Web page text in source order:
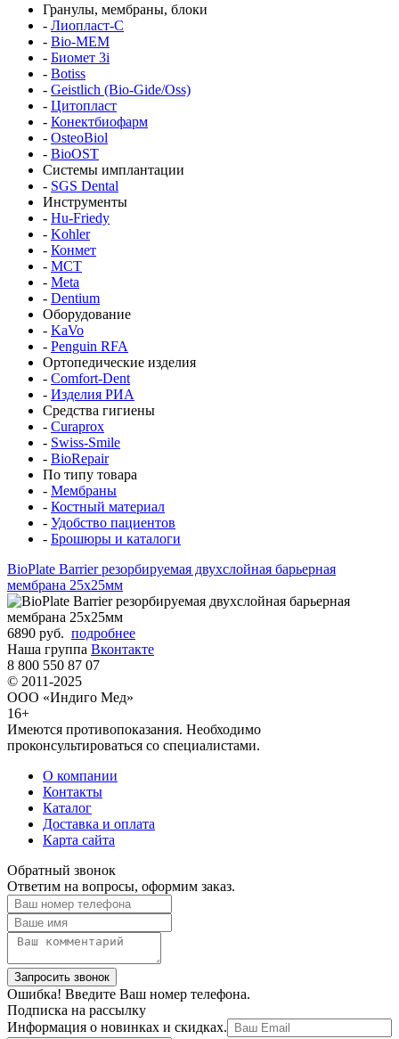
Гранулы, мембраны, блоки
- Лиопласт-С
- Bio-MEM
- Биомет 3i
- Botiss
- Geistlich (Bio-Gide/Oss)
- Цитопласт
- Конектбиофарм
- OsteoBiol
- BioOST
Системы имплантации
- SGS Dental
Инструменты
- Hu-Friedy
- Kohler
- Конмет
- MCT
- Meta
- Dentium
Оборудование
- KaVo
- Penguin RFA
Ортопедические изделия
- Comfort-Dent
- Изделия РИА
Средства гигиены
- Curaprox
- Swiss-Smile
- BioRepair
По типу товара
- Мембраны
- Костный материал
- Удобство пациентов
- Брошюры и каталоги
BioPlate Barrier резорбируемая двухслойная барьерная
мембрана 25x25мм
6890 руб. подробнее
Наша группа Вконтакте
8 800 550 87 07
© 2011-2025
ООО «Индиго Мед»
16+
Имеются противопоказания. Необходимо
проконсультироваться со специалистами.
О компании
Контакты
Каталог
Доставка и оплата
Карта сайта
Обратный звонок
Ответим на вопросы, оформим заказ.
Ошибка! Введите Ваш номер телефона.
Подписка на рассылку
Информация о новинках и скидках.